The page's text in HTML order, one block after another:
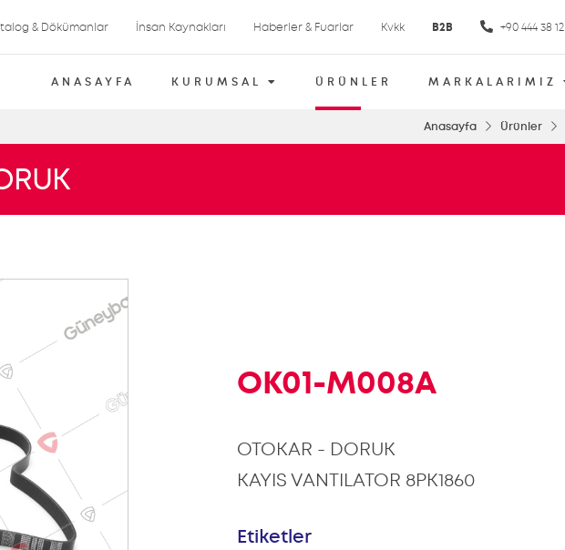
& Dökümanlar İnsan Kaynakları Haberler & Fuarlar Kvkk B2B +90 444 38 12
ANASAYFA KURUMSAL ÜRÜNLER MARKALARIMIZ
Anasayfa Ürünler
OK01-M008A
OTOKAR - DORUK
KAYIS VANTILATOR 8PK1860
Etiketler